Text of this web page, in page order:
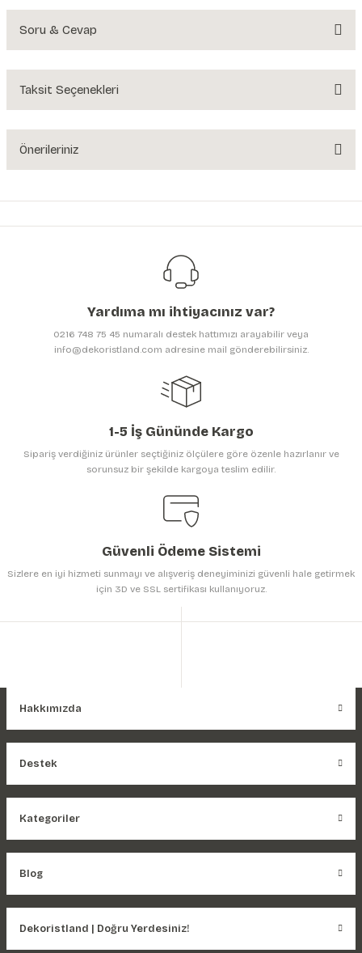
Soru & Cevap
Ürün hakkında henüz soru sorulmamış.
Taksit Seçenekleri
Önerileriniz
yetersiz gördüğünüz noktaları öneri formunu kullanarak tarafımıza
Görüş ve önerileriniz için teşekkür ederiz.
Ürün resmi kalitesiz, bozuk veya görüntülenemiyor.
Ürün bilgilerinde hatalar bulunuyor.
Gönder
Yardıma mı ihtiyacınız var?
0216 748 75 45 numaralı destek hattımızı arayabilir veya
info@dekoristland.com adresine mail gönderebilirsiniz.
1-5 İş Gününde Kargo
Sipariş verdiğiniz ürünler seçtiğiniz ölçülere göre özenle hazırlanır ve
sorunsuz bir şekilde kargoya teslim edilir.
Güvenli Ödeme Sistemi
Sizlere en iyi hizmeti sunmayı ve alışveriş deneyiminizi güvenli hale getirmek
için 3D ve SSL sertifikası kullanıyoruz.
Hakkımızda
Destek
Kategoriler
Blog
Dekoristland | Doğru Yerdesiniz!